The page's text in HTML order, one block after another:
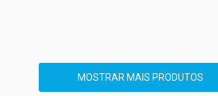
MOSTRAR MAIS PRODUTOS